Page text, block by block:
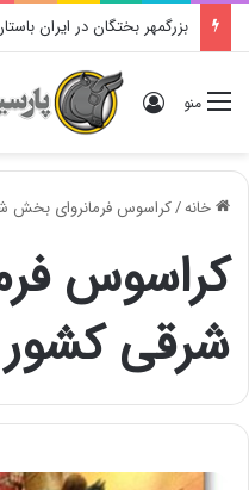
بزرگمهر بختگان در ایران
منو ورود
خانه/کراسوس فرمانروای بخش
کراسوس
شرقی